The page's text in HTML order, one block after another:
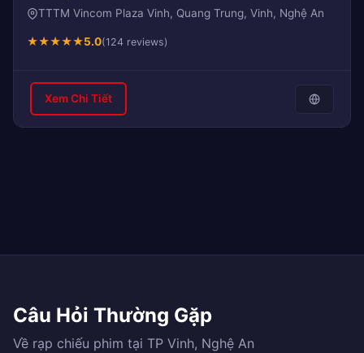
TTTM Vincom Plaza Vinh, Quang Trung, Vinh, Nghệ An
★★★★★5.0(124 reviews)
Xem Chi Tiết
Câu Hỏi Thường Gặp
Về rạp chiếu phim tại TP Vinh, Nghệ An